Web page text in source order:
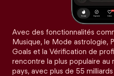
Avec des fonctionnalités
Musique, le Mode astrologie,
Goals et la Vérification de
rencontre la plus populaire au
pays, avec plus de 55